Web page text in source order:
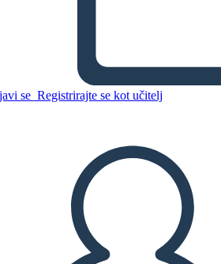
se Registrirajte se kot učitelj
to snemalno knjigo
DIAPROJEKCIJE
PREBERI MI